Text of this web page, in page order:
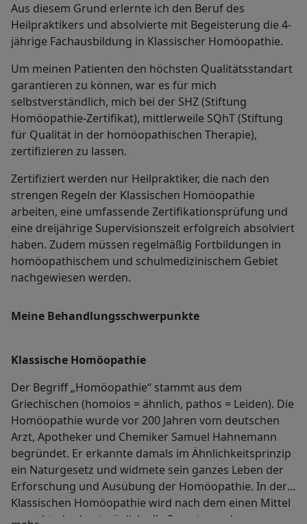
Aus diesem Grund erlernte ich den Beruf des
Heilpraktikers und absolvierte mit Begeisterung die 4-
jährige Fachausbildung in Klassischer Homöopathie.
Um meinen Patienten den höchsten Qualitätsstandart
garantieren zu können, war es für mich
selbstverständlich, mich bei der SHZ (Stiftung
Homöopathie-Zertifikat), mittlerweile SQhT (Stiftung
für Qualität in der homöopathischen Therapie),
zertifizieren zu lassen.
Zertifiziert werden nur Heilpraktiker, die nach den
strengen Regeln der Klassischen Homöopathie
arbeiten, eine umfassende Zertifikationsprüfung und
eine dreijährige Supervisionszeit erfolgreich absolviert
haben. Zudem müssen regelmäßig Fortbildungen in
homöopathischem und schulmedizinischem Gebiet
nachgewiesen werden.
Meine Behandlungs­schwerpunkte
Klassische Homöopathie
Der Begriff „Homöopathie“ stammt aus dem
Griechischen (homoios = ähnlich, pathos = Leiden). Die
Homöopathie wurde vor 200 Jahren vom deutschen
Arzt, Apotheker und Chemiker Samuel Hahnemann
begründet. Er erkannte damals im Ähnlichkeitsprinzip
ein Naturgesetz und widmete sein ganzes Leben der
Erforschung und Ausübung der Homöopathie. In der
Klassischen Homöopathie wird nach dem einen Mittel
gesucht, das bestmöglich alle Symptome des